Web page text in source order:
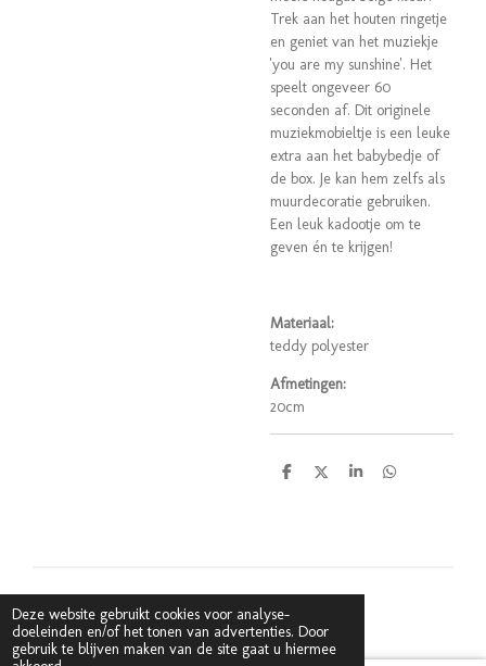
Deze website gebruikt cookies voor analyse-
doeleinden en/of het tonen van advertenties. Door
gebruik te blijven maken van de site gaat u hiermee
Trek aan het houten ringetje
en geniet van het muziekje
'you are my sunshine'. Het
speelt ongeveer 60
seconden af. Dit originele
muziekmobieltje is een leuke
extra aan het babybedje of
de box. Je kan hem zelfs als
muurdecoratie gebruiken.
Een leuk kadootje om te
geven én te krijgen!
Materiaal:
teddy polyester
Afmetingen:
20cm
D
D
S
D
© 2020 Coucou Antwerpen